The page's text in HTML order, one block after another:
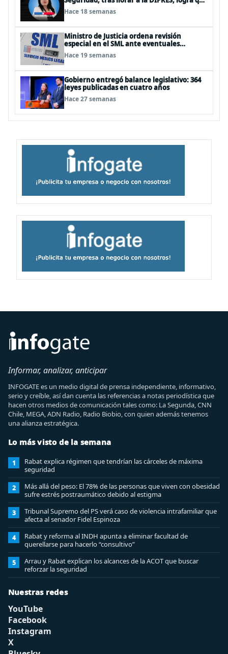
no le recorten el temido 3%
Hace 18 semanas
Ministro de Justicia ordena revisión
especial en el SML ante eventuales
irregularidades
Hace 19 semanas
Gobierno entregó balance legislativo: 364
leyes publicadas en cuatro años
Hace 27 semanas
Informar, analizar, anticipar
INFOGATE es un medio digital de prensa independiente, informativo,
serio y creíble, así dan cuenta las referencias a notas periodística que
hacen otros medios de comunicación tales como: La Segunda, CNN
Chile, MEGA, ADN Radio, Radio Biobio, con quien además tenemos
una alianza estratégica.
Lo más visto de la semana
1
Rabat explica régimen que tendrían las cárceles de máxima
seguridad
2
Más allá del peso: El 78% de las personas que viven con obesidad
sufre estrés postraumático debido al estigma
3
Tribunal Supremo del PS verá caso de violencia intrafamiliar que
afecta al senador Fidel Espinoza
4
Rabat y reforma al INDH apunta a eliminar facultad de
querellarse para hacerlo “consultivo”
5
Arrau y Rabat explican los alcances de la ACOT que buscar
reforzar la seguridad
Nuestras redes
YouTube
Facebook
Instagram
X